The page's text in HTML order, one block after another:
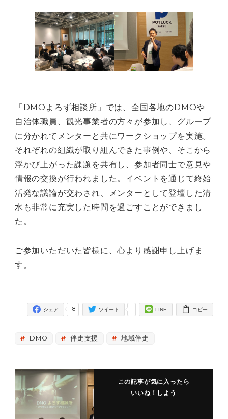
「DMOよろず相談所」では、全国各地のDMOや
自治体職員、観光事業者の方々が参加し、グループ
に分かれてメンターと共にワークショップを実施。
それぞれの組織が取り組んできた事例や、そこから
浮かび上がった課題を共有し、参加者同士で意見や
情報の交換が行われました。イベントを通じて終始
活発な議論が交わされ、メンターとして登壇した清
水も非常に充実した時間を過ごすことができまし
た。
ご参加いただいた皆様に、心より感謝申し上げま
す。
18
シェア -
ツイート LINE コピー
DMO 伴走支援 地域伴走
この記事が気に入ったら
いいね！しよう